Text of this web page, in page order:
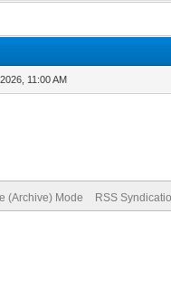
11:00 AM
(Archive) Mode RSS